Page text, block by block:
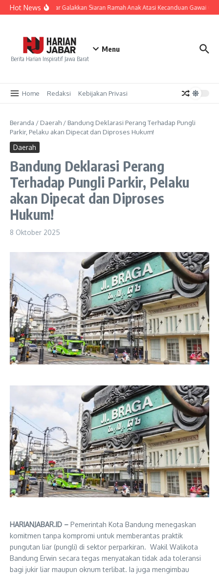
Lewati ke konten
Hot NewsKPID Jabar Galakkan Siaran Ramah Anak Atasi Kecanduan Gawai Gen
Berita Harian Inspiratif Jawa Barat
Menu
Home Redaksi Kebijakan Privasi
Beranda / Daerah / Bandung Deklarasi Perang Terhadap Pungli
Parkir, Pelaku akan Dipecat dan Diproses Hukum!
Daerah
Bandung Deklarasi Perang
Terhadap Pungli Parkir, Pelaku
akan Dipecat dan Diproses
Hukum!
8 Oktober 2025
HARIANJABAR.ID – Pemerintah Kota Bandung menegaskan
komitmen tanpa kompromi untuk memberantas praktik
pungutan liar (pungli) di sektor perparkiran. Wakil Walikota
Bandung Erwin secara tegas menyatakan tidak ada toleransi
bagi jukir liar maupun oknum terlibat. Ia juga mengimbau